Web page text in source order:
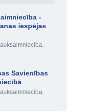
-
iespējas
Savienības